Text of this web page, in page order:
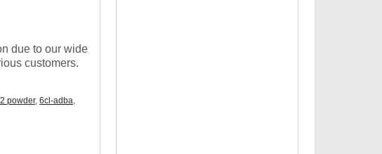
due to our wide
customers.
powder,6cl-adba,